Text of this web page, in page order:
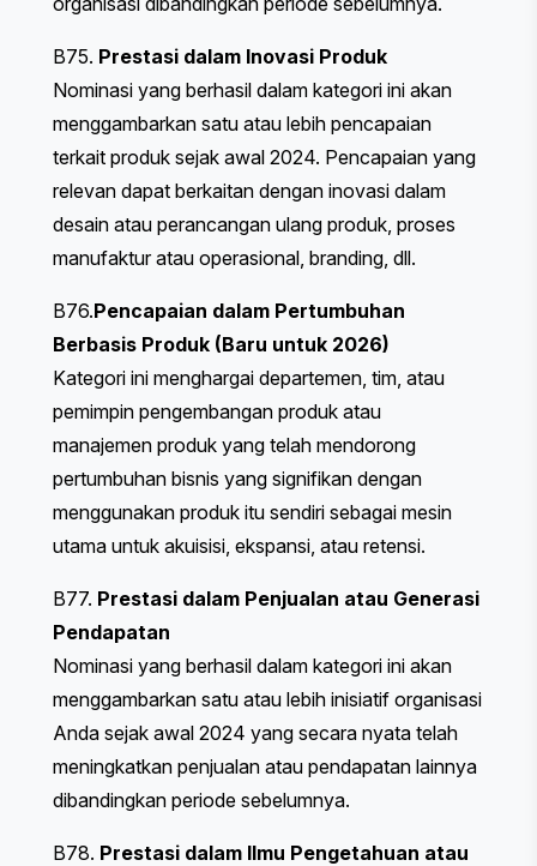
B75. Prestasi dalam Inovasi Produk
Nominasi yang berhasil dalam kategori ini akan
menggambarkan satu atau lebih pencapaian
terkait produk sejak awal 2024. Pencapaian yang
relevan dapat berkaitan dengan inovasi dalam
desain atau perancangan ulang produk, proses
manufaktur atau operasional, branding, dll.
B76.Pencapaian dalam Pertumbuhan
Berbasis Produk (Baru untuk 2026)
Kategori ini menghargai departemen, tim, atau
pemimpin pengembangan produk atau
manajemen produk yang telah mendorong
pertumbuhan bisnis yang signifikan dengan
menggunakan produk itu sendiri sebagai mesin
utama untuk akuisisi, ekspansi, atau retensi.
B77. Prestasi dalam Penjualan atau Generasi
Pendapatan
Nominasi yang berhasil dalam kategori ini akan
menggambarkan satu atau lebih inisiatif organisasi
Anda sejak awal 2024 yang secara nyata telah
meningkatkan penjualan atau pendapatan lainnya
dibandingkan periode sebelumnya.
B78. Prestasi dalam Ilmu Pengetahuan atau